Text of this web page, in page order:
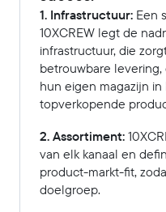
1. Infrastructuur: Een
10XCREW legt de
infrastructuur, die
betrouwbare
hun eigen magazijn
topverkopende
2. Assortiment:
van elk kanaal en
product-markt-fit,
doelgroep.